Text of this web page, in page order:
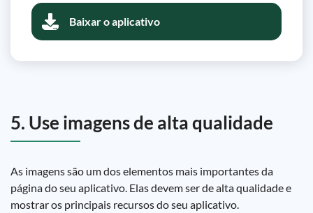
Baixar o aplicativo
5. Use imagens de alta qualidade
As imagens são um dos elementos mais importantes da
página do seu aplicativo. Elas devem ser de alta qualidade e
mostrar os principais recursos do seu aplicativo.